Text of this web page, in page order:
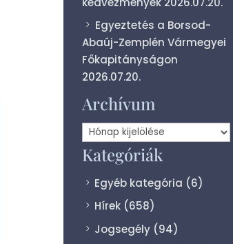
Egyeztetés a Borsod-
Abaúj-Zemplén Vármegyei
Főkapitányságon
2026.07.20.
Archívum
Archívum
Kategóriák
Egyéb kategória (6)
Hírek(658)
Jogsegély(94)